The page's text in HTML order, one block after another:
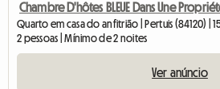
Chambre D'hôtes BLEUE Dans Une
Quarto em casa do anfitrião | Pertuis (84120) |
2 pessoas | Mínimo de 2 noites
Ver anúncio